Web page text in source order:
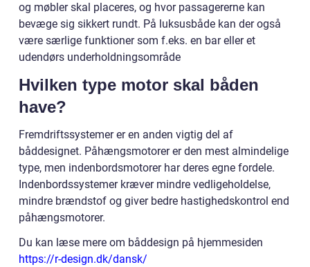
og møbler skal placeres, og hvor passagererne kan
bevæge sig sikkert rundt. På luksusbåde kan der også
være særlige funktioner som f.eks. en bar eller et
udendørs underholdningsområde
Hvilken type motor skal båden
have?
Fremdriftssystemer er en anden vigtig del af
båddesignet. Påhængsmotorer er den mest almindelige
type, men indenbordsmotorer har deres egne fordele.
Indenbordssystemer kræver mindre vedligeholdelse,
mindre brændstof og giver bedre hastighedskontrol end
påhængsmotorer.
Du kan læse mere om båddesign på hjemmesiden
https://r-design.dk/dansk/